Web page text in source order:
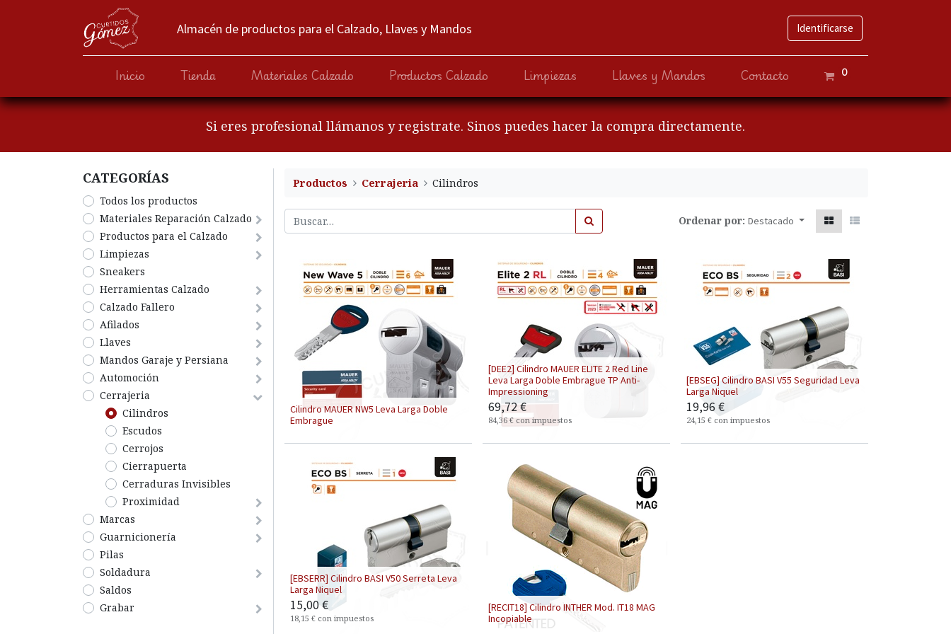
Almacén de productos para el Calzado, Llaves y Mandos Identificarse
Inicio Tienda Materiales Calzado Productos Calzado Limpiezas Llaves y Mandos Contacto 0
Si eres profesional llámanos y registrate. Sinos puedes hacer la compra directamente.
CATEGORÍA​S
Todos los productos
​Materiales Reparación Calzado
​Productos para el Calzado
​Limpiezas
Sneakers
Herramientas Calzado
​​​​​​​Calzado Fallero
Afilados
Llaves
Mandos Garaje y Persiana
Automoción
Cerrajeria
​Cilindros
Escudos
Cerrojos
Cierrapuerta
Cerraduras Invisibles
​​​​Proximidad
Marcas
Guarnicionería
Pilas
Soldadura
Saldos
Grabar
Productos Cerrajeria ​Cilindros
Ordenar por: Destacado
​Cilindro MAUER NW5 Leva Larga Doble
Embrague
[DEE2] ​Cilindro MAUER ELITE 2 Red Line
Leva Larga Doble Embrague TP Anti-
Impressioning
69,72€
84,36 € con impuestos
[EBSEG] ​Cilindro BASI V55 Seguridad Leva
Larga Niquel
19,96€
24,15 € con impuestos
[EBSERR] ​Cilindro BASI V50 Serreta Leva
Larga Niquel
15,00€
18,15 € con impuestos
[RECIT18] Cilindro INTHER Mod. IT18 MAG
Incopiable